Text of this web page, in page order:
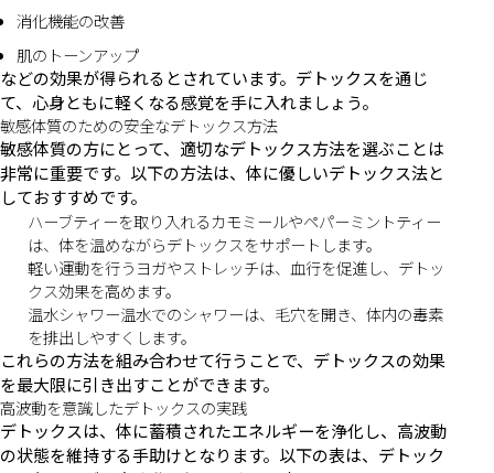
消化機能の改善
肌のトーンアップ
などの効果が得られるとされています。デトックスを通じ
て、心身ともに軽くなる感覚を手に入れましょう。
敏感体質のための安全なデトックス方法
敏感体質の方にとって、適切なデトックス方法を選ぶことは
非常に重要です。以下の方法は、体に優しいデトックス法と
しておすすめです。
ハーブティーを取り入れるカモミールやペパーミントティー
は、体を温めながらデトックスをサポートします。
軽い運動を行うヨガやストレッチは、血行を促進し、デトッ
クス効果を高めます。
温水シャワー温水でのシャワーは、毛穴を開き、体内の毒素
を排出しやすくします。
これらの方法を組み合わせて行うことで、デトックスの効果
を最大限に引き出すことができます。
高波動を意識したデトックスの実践
デトックスは、体に蓄積されたエネルギーを浄化し、高波動
の状態を維持する手助けとなります。以下の表は、デトック